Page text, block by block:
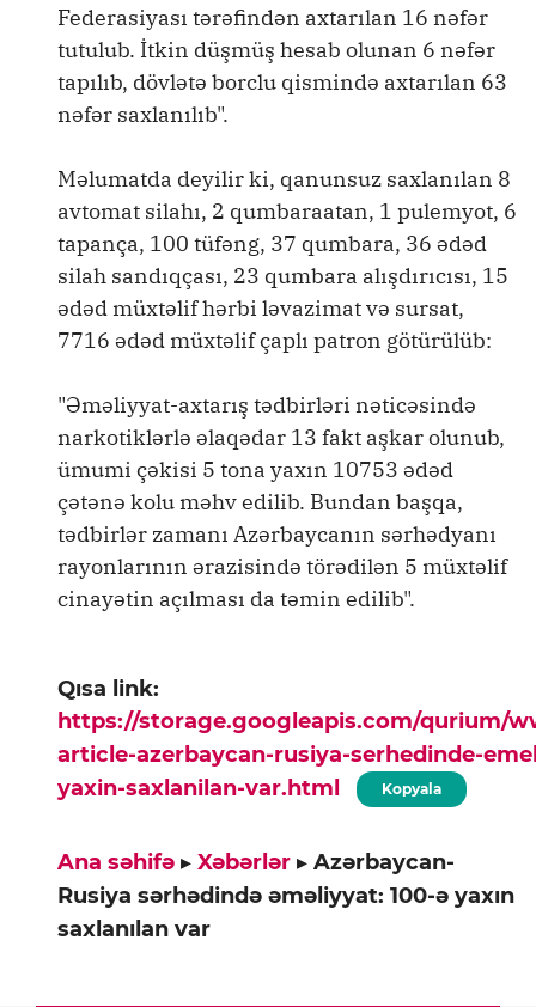
Federasiyası tərəfindən axtarılan 16 nəfər
tutulub. İtkin düşmüş hesab olunan 6 nəfər
tapılıb, dövlətə borclu qismində axtarılan 63
nəfər saxlanılıb".
Məlumatda deyilir ki, qanunsuz saxlanılan 8
avtomat silahı, 2 qumbaraatan, 1 pulemyot, 6
tapança, 100 tüfəng, 37 qumbara, 36 ədəd
silah sandıqçası, 23 qumbara alışdırıcısı, 15
ədəd müxtəlif hərbi ləvazimat və sursat,
7716 ədəd müxtəlif çaplı patron götürülüb:
"Əməliyyat-axtarış tədbirləri nəticəsində
narkotiklərlə əlaqədar 13 fakt aşkar olunub,
ümumi çəkisi 5 tona yaxın 10753 ədəd
çətənə kolu məhv edilib. Bundan başqa,
tədbirlər zamanı Azərbaycanın sərhədyanı
rayonlarının ərazisində törədilən 5 müxtəlif
cinayətin açılması da təmin edilib".
Qısa link:
https://storage.googleapis.com/qurium/
article-azerbaycan-rusiya-serhedinde-
yaxin-saxlanilan-var.html
Kopyala
Ana səhifə ▸ Xəbərlər ▸ Azərbaycan-
Rusiya sərhədində əməliyyat: 100-ə yaxın
saxlanılan var